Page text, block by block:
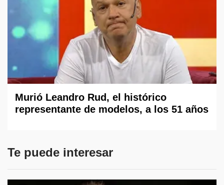
Murió Leandro Rud, el histórico
representante de modelos, a los 51 años
Te puede interesar